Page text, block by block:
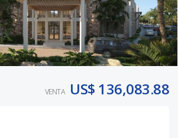
VENTA US$ 136,083.88